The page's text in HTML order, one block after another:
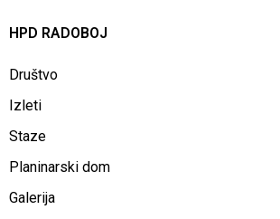
HPD RADOBOJ
Društvo
Izleti
Staze
Planinarski dom
Galerija